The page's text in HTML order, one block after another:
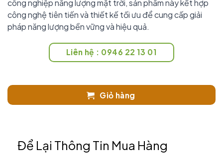
công nghiệp năng lượng mặt trời, sản phẩm này kết hợp
công nghệ tiên tiến và thiết kế tối ưu để cung cấp giải
pháp năng lượng bền vững và hiệu quả.
Liên hệ : 0946 22 13 01
Giỏ hàng
Để Lại Thông Tin Mua Hàng